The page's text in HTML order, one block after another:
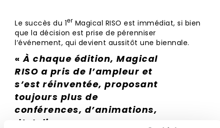
Le succès du 1er Magical RISO est immédiat, si bien
que la décision est prise de pérenniser
l’événement, qui devient aussitôt une biennale.
«À chaque édition, Magical
RISO a pris de l’ampleur et
s’est réinventée, proposant
toujours plus de
conférences, d’animations,
d’ateliers… »